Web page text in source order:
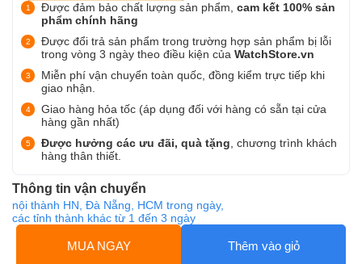
Được đảm bảo chất lượng sản phẩm, cam kết 100% sản
phẩm chính hãng
Được đổi trả sản phẩm trong trường hợp sản phẩm bị lỗi
trong vòng 3 ngày theo điều kiện của WatchStore.vn
Miễn phí vận chuyển toàn quốc, đồng kiểm trực tiếp khi
giao nhận.
Giao hàng hỏa tốc (áp dụng đối với hàng có sẵn tại cửa
hàng gần nhất)
Được hưởng các ưu đãi, quà tặng , chương trình khách
hàng thân thiết.
Thông tin vận chuyển
nội thành HN, Đà Nẵng, HCM trong ngày,
các tỉnh thành khác từ 1 đến 3 ngày
MUA NGAY Thêm vào giỏ